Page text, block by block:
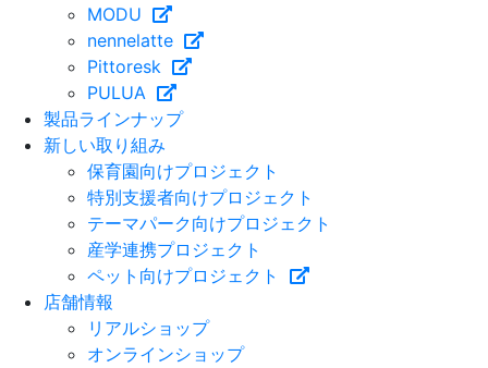
MODU
nennelatte
Pittoresk
PULUA
製品ラインナップ
新しい取り組み
保育園向けプロジェクト
特別支援者向けプロジェクト
テーマパーク向けプロジェクト
産学連携プロジェクト
ペット向けプロジェクト
店舗情報
リアルショップ
オンラインショップ